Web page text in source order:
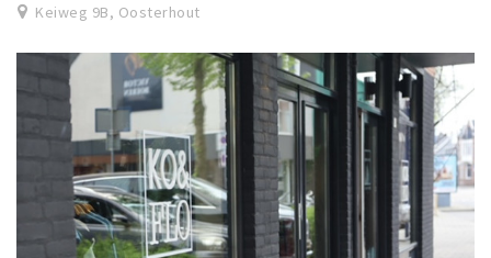
Keiweg 9B, Oosterhout